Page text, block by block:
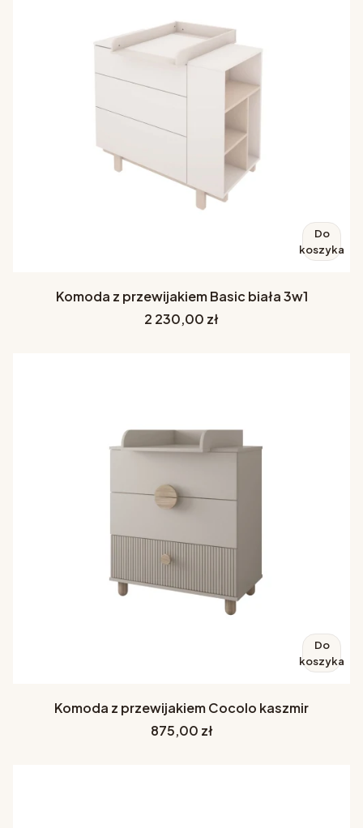
Do
koszyka
Komoda z przewijakiem Basic biała 3w1
Cena
2 230,00 zł
Do
koszyka
Komoda z przewijakiem Cocolo kaszmir
Cena
875,00 zł